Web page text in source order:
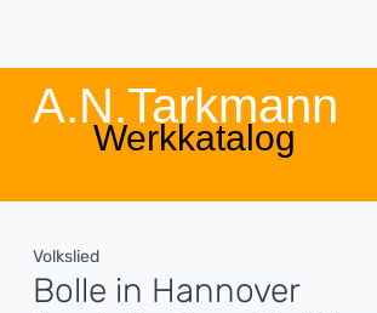
A.N.Tarkmann
Werkkatalog
Volkslied
Bolle in Hannover